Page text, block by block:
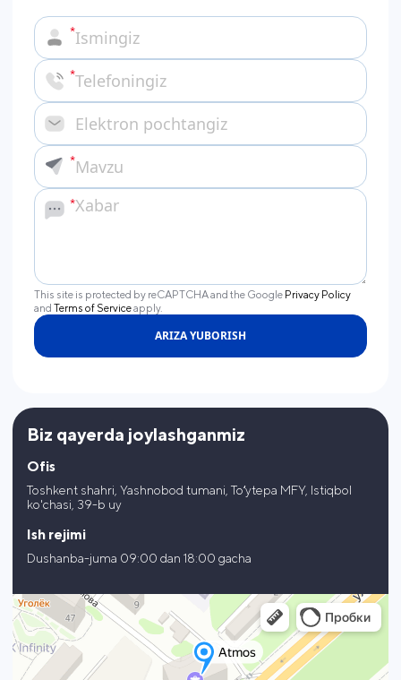
This site is protected by reCAPTCHA and the Google Privacy Policy
and Terms of Serviceapply.
ARIZA YUBORISH
Biz qayerda joylashganmiz
Ofis
Toshkent shahri, Yashnobod tumani, Toʻytepa MFY, Istiqbol
ko'chasi, 39-b uy
Ish rejimi
Dushanba-juma 09:00 dan 18:00 gacha